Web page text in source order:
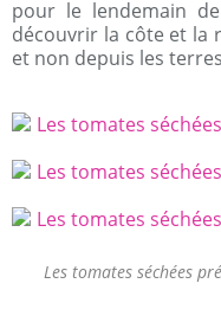
pour le lendemain
découvrir la côte et la
et non depuis les
Les tomates séchées